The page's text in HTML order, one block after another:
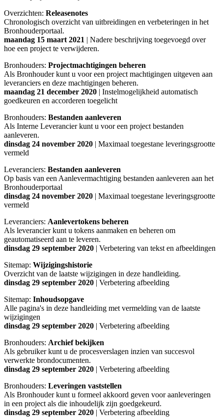
Overzichten: Releasenotes
Chronologisch overzicht van uitbreidingen en verbeteringen in het
Bronhouderportaal.
maandag 15 maart 2021 | Nadere beschrijving toegevoegd over
hoe een project te verwijderen.
Bronhouders: Projectmachtigingen beheren
Als Bronhouder kunt u voor een project machtigingen uitgeven aan
leveranciers en deze machtigingen beheren.
maandag 21 december 2020 | Instelmogelijkheid automatisch
goedkeuren en accorderen toegelicht
Bronhouders: Bestanden aanleveren
Als Interne Leverancier kunt u voor een project bestanden
aanleveren.
dinsdag 24 november 2020 | Maximaal toegestane leveringsgrootte
vermeld
Leveranciers: Bestanden aanleveren
Op basis van een Aanlevermachtiging bestanden aanleveren aan het
Bronhouderportaal
dinsdag 24 november 2020 | Maximaal toegestane leveringsgrootte
vermeld
Leveranciers: Aanlevertokens beheren
Als leverancier kunt u tokens aanmaken en beheren om
geautomatiseerd aan te leveren.
dinsdag 29 september 2020 | Verbetering van tekst en afbeeldingen
Sitemap: Wijzigingshistorie
Overzicht van de laatste wijzigingen in deze handleiding.
dinsdag 29 september 2020 | Verbetering afbeelding
Sitemap: Inhoudsopgave
Alle pagina's in deze handleiding met vermelding van de laatste
wijzigingen
dinsdag 29 september 2020 | Verbetering afbeelding
Bronhouders: Archief bekijken
Als gebruiker kunt u de procesverslagen inzien van succesvol
verwerkte brondocumenten.
dinsdag 29 september 2020 | Verbetering afbeelding
Bronhouders: Leveringen vaststellen
Als Bronhouder kunt u formeel akkoord geven voor aanleveringen
in een project als die inhoudelijk zijn goedgekeurd.
dinsdag 29 september 2020 | Verbetering afbeelding